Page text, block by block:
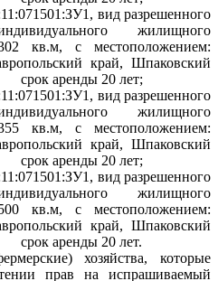
вид разрешенного
жилищного
кв.м, с местоположением:
край, Шпаковский
аренды 20 лет;
вид разрешенного
жилищного
кв.м, с местоположением:
край, Шпаковский
аренды 20 лет;
вид разрешенного
жилищного
кв.м, с местоположением:
край, Шпаковский
аренды 20 лет.
хозяйства, которые
прав на испрашиваемый